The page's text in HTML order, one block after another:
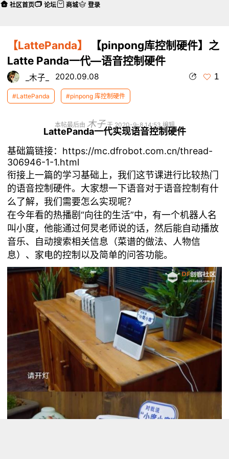
【LattePanda】
【pinpong库控制硬件】之
Latte Panda一代—语音控制硬件
_木子_ 2020.09.08 1
#LattePanda #pinpong 库控制硬件
本帖最后由 木子于 2020-9-8 14:53 编辑
LattePanda一代实现语音控制硬件
基础篇链接： https://mc.dfrobot.com.cn/thread-
306946-1-1.html
衔接上一篇的学习基础上，我们这节课进行比较热门
的语音控制硬件。大家想一下语音对于语音控制有什
么了解，我们需要怎么实现呢？
在今年看的热播剧“向往的生活”中，有一个机器人名
叫小度，他能通过何炅老师说的话，然后能自动播放
音乐、自动搜索相关信息（菜谱的做法、人物信
息）、家电的控制以及简单的问答功能。
社区首页 论坛 商城 登录